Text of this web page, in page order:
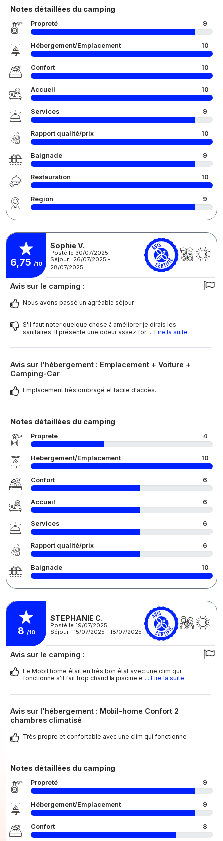
Notes détaillées du camping
Propreté 9
Hébergement/Emplacement 10
Confort 10
Accueil 10
Services 9
Rapport qualité/prix 10
Baignade 9
Restauration 10
Région 9
6,75 /10
Sophie V.
Posté le 30/07/2025
Séjour : 26/07/2025 -
28/07/2025
Avis sur le camping :
Nous avons passé un agréable séjour.
S'il faut noter quelque chose à améliorer je dirais les
sanitaires. Il présente une odeur assez for ... Lire la suite
Avis sur l'hébergement : Emplacement + Voiture +
Camping-Car
Emplacement très ombragé et facile d'accès.
Notes détaillées du camping
Propreté 4
Hébergement/Emplacement 10
Confort 6
Accueil 6
Services 6
Rapport qualité/prix 6
Baignade 10
8 /10
STEPHANIE C.
Posté le 19/07/2025
Séjour : 15/07/2025 - 18/07/2025
Avis sur le camping :
Le Mobil home était en très bon état avec une clim qui
fonctionne s'il fait trop chaud la piscine e ... Lire la suite
Avis sur l'hébergement : Mobil-home Confort 2
chambres climatisé
Très propre et confortable avec une clim qui fonctionne
Notes détaillées du camping
Propreté 9
Hébergement/Emplacement 9
Confort 8